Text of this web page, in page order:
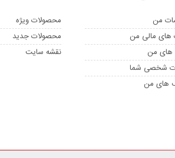
من
مالی من
من
شخصی شما
های من
محصولات ویژه
محصولات جدید
نقشه سایت